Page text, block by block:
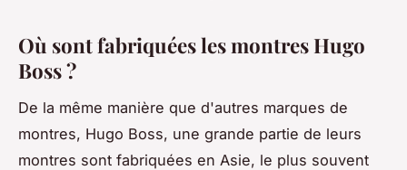
Où sont fabriquées les montres Hugo
Boss ?
De la même manière que d'autres marques de
montres, Hugo Boss, une grande partie de leurs
montres sont fabriquées en Asie, le plus souvent